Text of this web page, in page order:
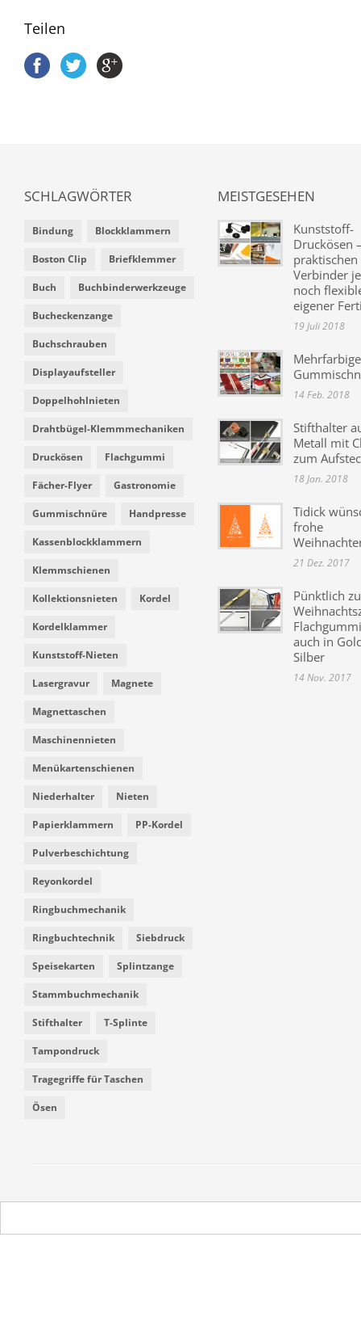
Teilen
SCHLAGWÖRTER
Bindung Blockklammern
Boston Clip Briefklemmer
Buch Buchbinderwerkzeuge
Bucheckenzange
Buchschrauben
Displayaufsteller
Doppelhohlnieten
Drahtbügel-Klemmmechaniken
Druckösen Flachgummi
Fächer-Flyer Gastronomie
Gummischnüre Handpresse
Kassenblockklammern
Klemmschienen
Kollektionsnieten Kordel
Kordelklammer
Kunststoff-Nieten
Lasergravur Magnete
Magnettaschen
Maschinennieten
Menükartenschienen
Niederhalter Nieten
Papierklammern PP-Kordel
Pulverbeschichtung
Reyonkordel
Ringbuchmechanik
Ringbuchtechnik Siebdruck
Speisekarten Splintzange
Stammbuchmechanik
Stifthalter T-Splinte
Tampondruck
Tragegriffe für Taschen
Ösen
MEISTGESEHEN
Kunststoff-
Druckösen
praktischen
Verbinder
noch
eigener
19 Juli 2018
Mehrfarbige
14 Feb. 2018
Stifthalter
Metall mit
zum
18 Jan. 2018
Tidick
frohe
21 Dez. 2017
Pünktlich
auch in
Silber
14 Nov. 2017